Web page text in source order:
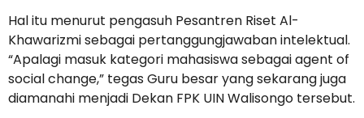
Hal itu menurut pengasuh Pesantren Riset Al-
Khawarizmi sebagai pertanggungjawaban intelektual.
“Apalagi masuk kategori mahasiswa sebagai agent of
social change,” tegas Guru besar yang sekarang juga
diamanahi menjadi Dekan FPK UIN Walisongo tersebut.